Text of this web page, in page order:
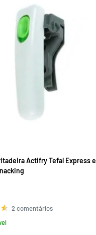
Actifry Tefal Express e
2 comentários